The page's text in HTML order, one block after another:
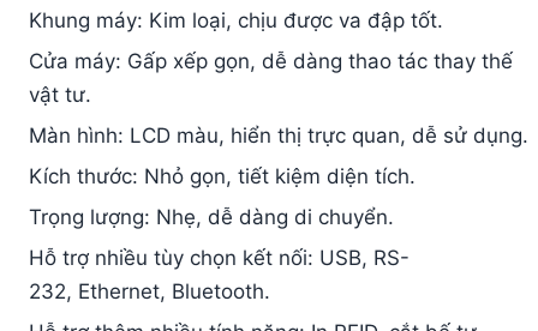
Khung máy: Kim loại, chịu được va đập tốt.
Cửa máy: Gấp xếp gọn, dễ dàng thao tác thay thế
vật tư.
Màn hình: LCD màu, hiển thị trực quan, dễ sử dụng.
Kích thước: Nhỏ gọn, tiết kiệm diện tích.
Trọng lượng: Nhẹ, dễ dàng di chuyển.
Hỗ trợ nhiều tùy chọn kết nối: USB, RS-
232, Ethernet, Bluetooth.